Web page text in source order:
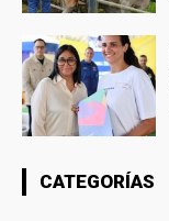
CATEGORÍAS